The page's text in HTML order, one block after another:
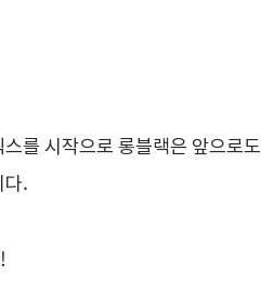
를 시작으로 롱블랙은 앞으로도
다.